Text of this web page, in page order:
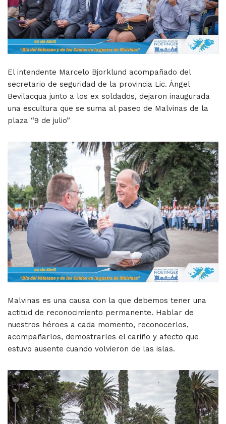
El intendente Marcelo Bjorklund acompañado del
secretario de seguridad de la provincia Lic. Ángel
Bevilacqua junto a los ex soldados, dejaron inaugurada
una escultura que se suma al paseo de Malvinas de la
plaza “9 de julio”
Malvinas es una causa con la que debemos tener una
actitud de reconocimiento permanente. Hablar de
nuestros héroes a cada momento, reconocerlos,
acompañarlos, demostrarles el cariño y afecto que
estuvo ausente cuando volvieron de las islas.